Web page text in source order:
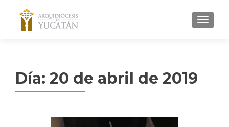
MENU
Día: 20 de abril de 2019